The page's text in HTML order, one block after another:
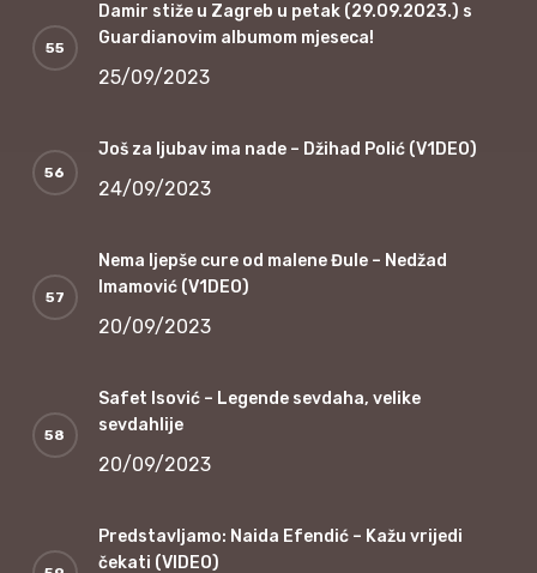
Damir stiže u Zagreb u petak (29.09.2023.) s
Guardianovim albumom mjeseca!
25/09/2023
Još za ljubav ima nade – Džihad Polić (V1DEO)
24/09/2023
Nema ljepše cure od malene Đule – Nedžad
Imamović (V1DEO)
20/09/2023
Safet Isović – Legende sevdaha, velike
sevdahlije
20/09/2023
Predstavljamo: Naida Efendić – Kažu vrijedi
čekati (VIDEO)